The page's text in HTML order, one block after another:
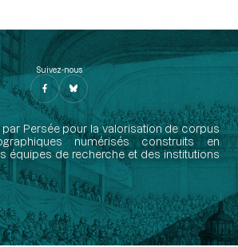
Suivez-nous
Persée pour la valorisation de corpus
numérisés construits en
équipes de recherche et des institutions